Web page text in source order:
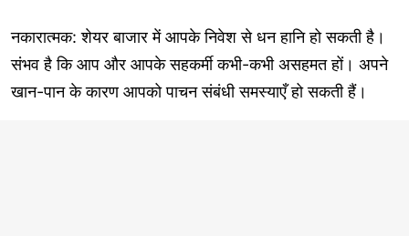
नकारात्मक: शेयर बाजार में आपके निवेश से धन हानि हो सकती है।
संभव है कि आप और आपके सहकर्मी कभी-कभी असहमत हों। अपने
खान-पान के कारण आपको पाचन संबंधी समस्याएँ हो सकती हैं।